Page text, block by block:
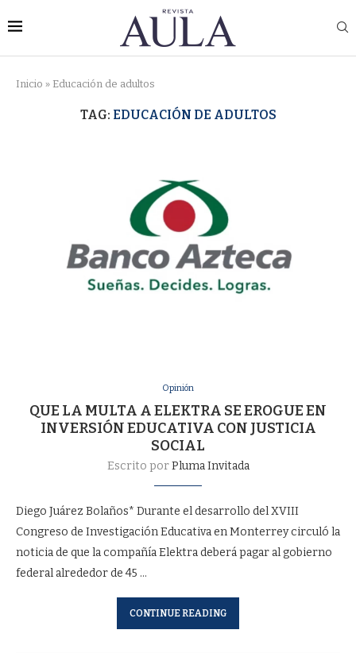
Inicio » Educación de adultos
TAG: EDUCACIÓN DE ADULTOS
Opinión
QUE LA MULTA A ELEKTRA SE EROGUE EN
INVERSIÓN EDUCATIVA CON JUSTICIA
SOCIAL
Escrito porPluma Invitada
Diego Juárez Bolaños* Durante el desarrollo del XVIII
Congreso de Investigación Educativa en Monterrey circuló la
noticia de que la compañía Elektra deberá pagar al gobierno
federal alrededor de 45 …
CONTINUE READING